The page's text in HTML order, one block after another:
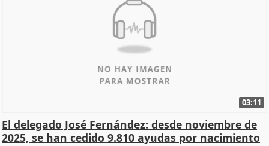
03:11
El delegado José Fernández: desde noviembre de
2025, se han cedido 9.810 ayudas por nacimiento